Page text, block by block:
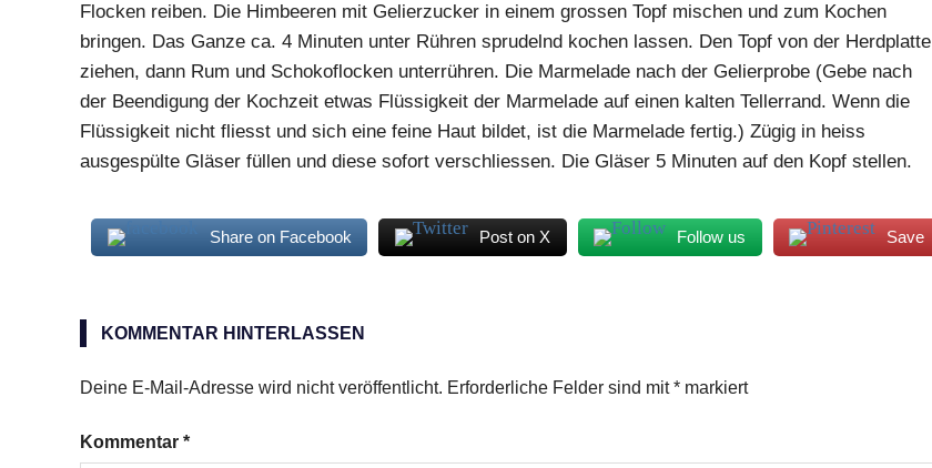
Flocken reiben. Die Himbeeren mit Gelierzucker in einem grossen Topf mischen und zum Kochen
bringen. Das Ganze ca. 4 Minuten unter Rühren sprudelnd kochen lassen. Den Topf von der Herdplatte
ziehen, dann Rum und Schokoflocken unterrühren. Die Marmelade nach der Gelierprobe (Gebe nach
der Beendigung der Kochzeit etwas Flüssigkeit der Marmelade auf einen kalten Tellerrand. Wenn die
Flüssigkeit nicht fliesst und sich eine feine Haut bildet, ist die Marmelade fertig.) Zügig in heiss
ausgespülte Gläser füllen und diese sofort verschliessen. Die Gläser 5 Minuten auf den Kopf stellen.
Share on Facebook Post on X Follow us Save
Marmelade
KOMMENTAR HINTERLASSEN
Deine E-Mail-Adresse wird nicht veröffentlicht. Erforderliche Felder sind mit* markiert
Kommentar *